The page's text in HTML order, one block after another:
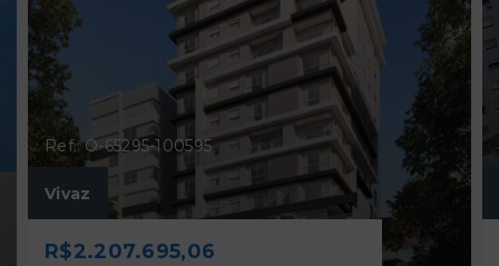
Ref.: O-65295-100595
Vivaz
R$2.207.695,06